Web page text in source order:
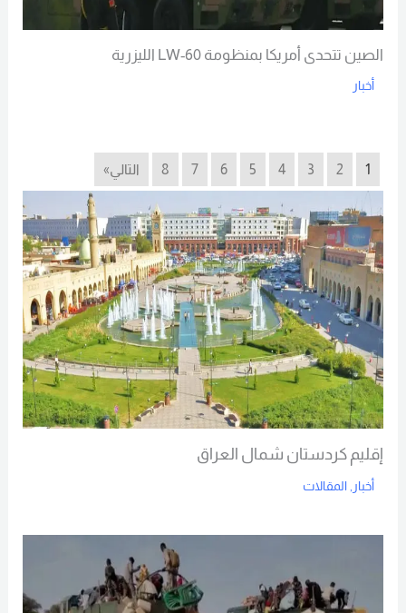
الصين تتحدى أمريكا بمنظومة LW-60 الليزرية
أخبار
1
2
3
4
5
6
7
8 التالي»
إقليم كردستان شمال العراق
أخبار , المقالات